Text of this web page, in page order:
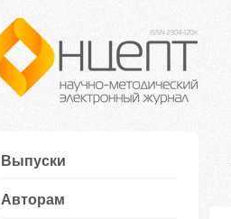
Выпуски
Авторам